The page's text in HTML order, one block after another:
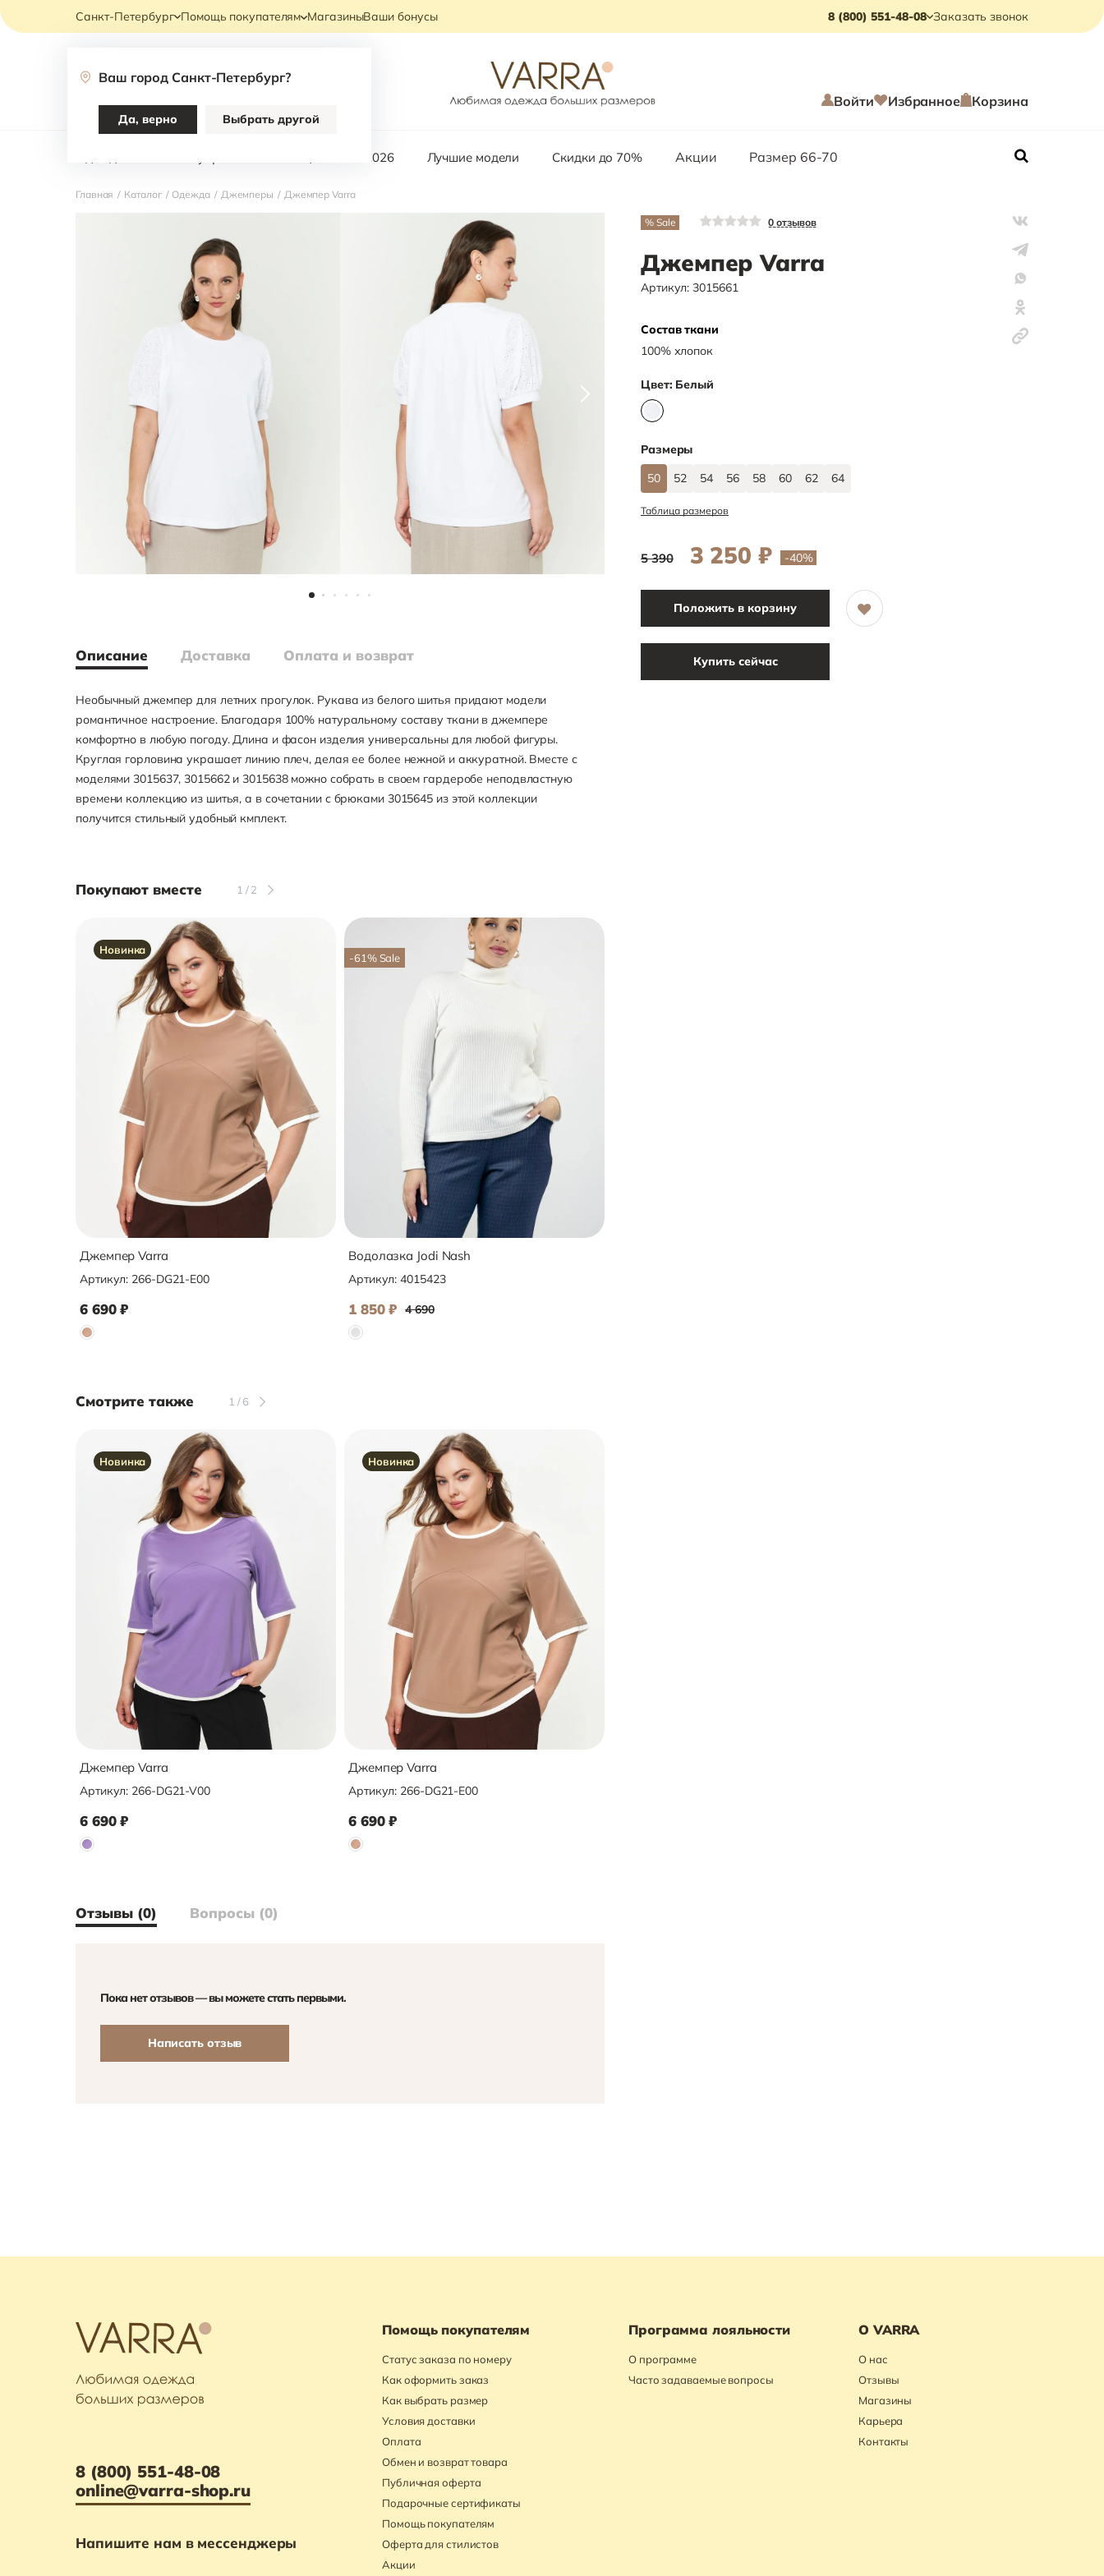
Санкт-Петербург
Ваш город Санкт-Петербург?
Да, верно Выбрать другой
Помощь покупателям МагазиныВаши бонусы 8 (800) 551-48-08 Заказать звонок
Каталог Войти Избранное Корзина
Коллекции ЛЕТО 2026 Лучшие модели Скидки до 70% Акции Размер 66-70
Главная / Каталог / Одежда / Джемперы / Джемпер Varra
Описание Доставка Оплата и возврат
Необычный джемпер для летних прогулок. Рукава из белого шитья придают модели
романтичное настроение. Благодаря 100% натуральному составу ткани в джемпере
комфортно в любую погоду. Длина и фасон изделия универсальны для любой фигуры.
Круглая горловина украшает линию плеч, делая ее более нежной и аккуратной. Вместе с
моделями 3015637, 3015662 и 3015638 можно собрать в своем гардеробе неподвластную
времени коллекцию из шитья, а в сочетании с брюками 3015645 из этой коллекции
получится стильный удобный кмплект.
Покупают вместе 1 /2
Новинка
Джемпер Varra
Артикул: 266-DG21-E00
6 690₽
-61% Sale
Водолазка Jodi Nash
Артикул:4015423
1 850₽ 4 690
Смотрите также 1 /6
Новинка
Джемпер Varra
Артикул: 266-DG21-V00
6 690₽
Новинка
Джемпер Varra
Артикул: 266-DG21-E00
6 690₽
Отзывы (0) Вопросы (0)
Пока нет отзывов — вы можете стать первыми.
Написать отзыв
% Sale 0 отзывов
Джемпер Varra
Артикул: 3015661
Состав ткани
100% хлопок
Цвет: Белый
Размеры
50
52 54 56 58 60 62 64
Таблица размеров
5 390 3 250 ₽ -40%
Положить в корзину
Купить сейчас
8 (800) 551-48-08
online@varra-shop.ru
Напишите нам в мессенджеры
Помощь покупателям
Статус заказа по номеру
Как оформить заказ
Как выбрать размер
Условия доставки
Оплата
Обмен и возврат товара
Публичная оферта
Подарочные сертификаты
Помощь покупателям
Оферта для стилистов
Акции
Программа лояльности
О программе
Часто задаваемые вопросы
О VARRA
О нас
Отзывы
Магазины
Карьера
Контакты